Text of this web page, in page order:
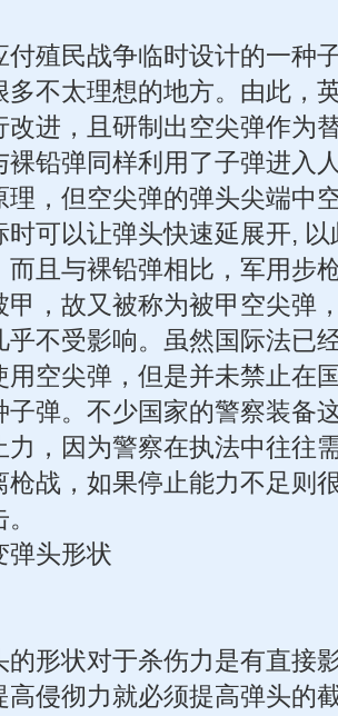
付殖民战争临时设计的一种
多不太理想的地方。由此，
改进，且研制出空尖弹作为
裸铅弹同样利用了子弹进入
理，但空尖弹的弹头尖端中
时可以让弹头快速延展开,
而且与裸铅弹相比，军用步
甲，故又被称为被甲空尖弹
乎不受影响。虽然国际法已
用空尖弹，但是并未禁止在
子弹。不少国家的警察装备
力，因为警察在执法中往往
枪战，如果停止能力不足则
弹头形状
的形状对于杀伤力是有直接
高侵彻力就必须提高弹头的